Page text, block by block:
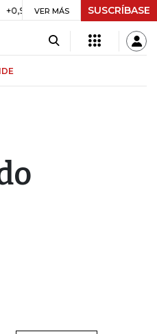
UVR $ 416,96 +$ 0,05 +0,01%
VER MÁS SUSCRÍBASE